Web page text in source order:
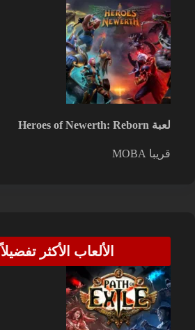
لعبة Heroes of Newerth: Reborn
قريبا MOBA
الألعاب الأكثر تفضيلاً